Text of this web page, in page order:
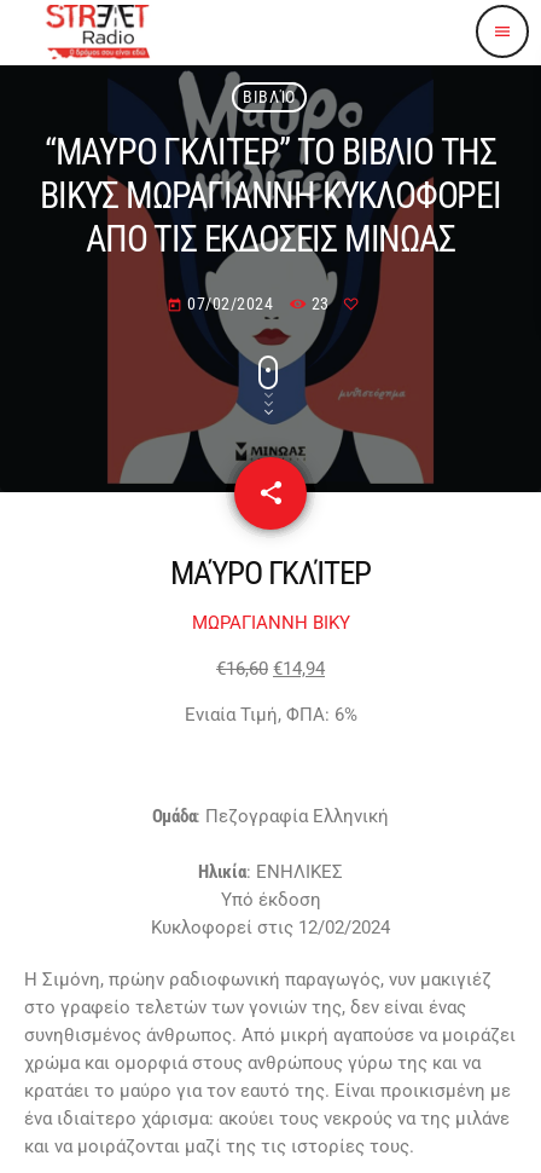
menu
ΒΙΒΛΊΟ
“ΜΑΥΡΟ ΓΚΛΙΤΕΡ” ΤΟ ΒΙΒΛΙΟ ΤΗΣ
ΒΙΚΥΣ ΜΩΡΑΓΙΑΝΝΗ ΚΥΚΛΟΦΟΡΕΙ
ΑΠΟ ΤΙΣ ΕΚΔΟΣΕΙΣ ΜΙΝΩΑΣ
today 07/02/2024 23
share
email
ΜΑΎΡΟ ΓΚΛΊΤΕΡ
ΜΩΡΑΓΙΑΝΝΗ ΒΙΚΥ
€16,60 €14,94
Ενιαία Τιμή, ΦΠΑ: 6%
Ομάδα: Πεζογραφία Ελληνική
Ηλικία: ΕΝΗΛΙΚΕΣ
Υπό έκδοση
Κυκλοφορεί στις 12/02/2024
Η Σιμόνη, πρώην ραδιοφωνική παραγωγός, νυν μακιγιέζ
στο γραφείο τελετών των γονιών της, δεν είναι ένας
συνηθισμένος άνθρωπος. Από μικρή αγαπούσε να μοιράζει
χρώμα και ομορφιά στους ανθρώπους γύρω της και να
κρατάει το μαύρο για τον εαυτό της. Είναι προικισμένη με
ένα ιδιαίτερο χάρισμα: ακούει τους νεκρούς να της μιλάνε
και να μοιράζονται μαζί της τις ιστορίες τους.